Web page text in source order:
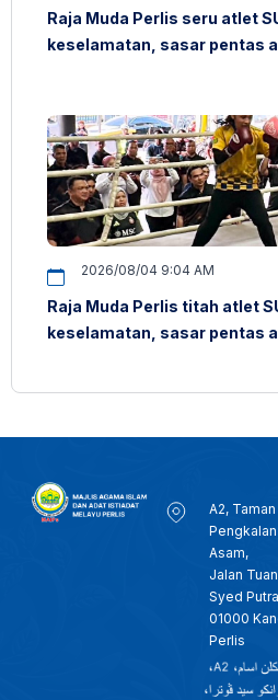
Raja Muda Perlis seru atlet
keselamatan, sasar pentas
2026/08/04 9:04 AM
Raja Muda Perlis titah atlet
keselamatan, sasar pentas
A2, Taman
Pengkalan
Asam,
Jalan
Syed
01000
Perlis